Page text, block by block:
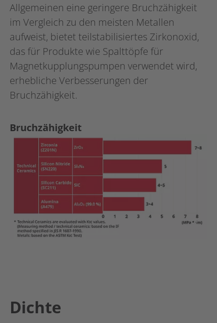
Allgemeinen eine geringere Bruchzähigkeit
im Vergleich zu den meisten Metallen
aufweist, bietet teilstabilisiertes Zirkonoxid,
das für Produkte wie Spalttöpfe für
Magnetkupplungspumpen verwendet wird,
erhebliche Verbesserungen der
Bruchzähigkeit.
Bruchzähigkeit
Dichte